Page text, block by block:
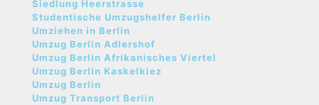
Siedlung Heerstrasse
Studentische Umzugshelfer Berlin
Umziehen in Berlin
Umzug Berlin Adlershof
Umzug Berlin Afrikanisches Viertel
Umzug Berlin Kaskelkiez
Umzug Berlin
Umzug Transport Berlin